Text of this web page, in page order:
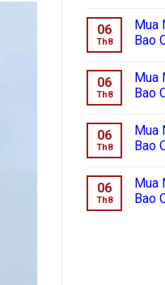
06
Th8
Mua
Bao
06
Th8
Mua
Bao
06
Th8
Mua
Bao
06
Th8
Mua
Bao